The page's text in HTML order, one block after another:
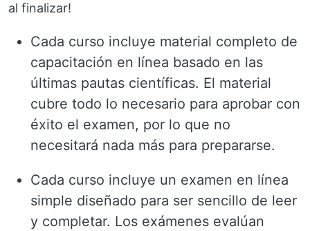
al finalizar!
Cada curso incluye material completo de
capacitación en línea basado en las
últimas pautas científicas. El material
cubre todo lo necesario para aprobar con
éxito el examen, por lo que no
necesitará nada más para prepararse.
Cada curso incluye un examen en línea
simple diseñado para ser sencillo de leer
y completar. Los exámenes evalúan